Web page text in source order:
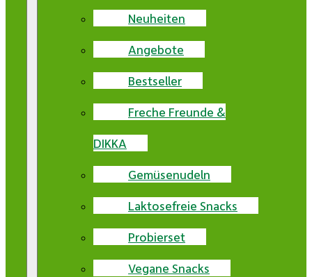
Neuheiten
Angebote
Bestseller
Freche Freunde &
DIKKA
Gemüsenudeln
Laktosefreie Snacks
Probierset
Vegane Snacks